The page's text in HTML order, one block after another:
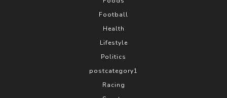
Football
Health
Lifestyle
Politics
postcategory1
Racing